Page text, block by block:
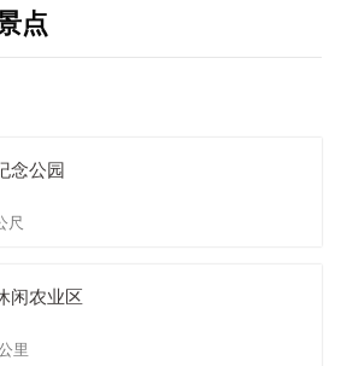
点
念公园
尺
闲农业区
里